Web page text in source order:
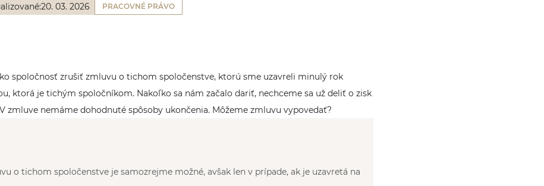
20. 03. 2026 PRACOVNÉ PRÁVO
spoločnosť zrušiť zmluvu o tichom spoločenstve, ktorú sme uzavreli minulý rok
ktorá je tichým spoločníkom. Nakoľko sa nám začalo dariť, nechceme sa už deliť o zisk
zmluve nemáme dohodnuté spôsoby ukončenia. Môžeme zmluvu vypovedať?
o tichom spoločenstve je samozrejme možné, avšak len v prípade, ak je uzavretá na